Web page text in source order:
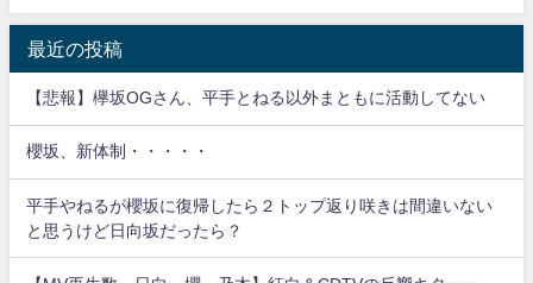
最近の投稿
【悲報】欅坂OGさん、平手とねる以外まともに活動してない
櫻坂、新体制・・・・・
平手やねるが櫻坂に復帰したら２トップ返り咲きは間違いない
と思うけど日向坂だったら？